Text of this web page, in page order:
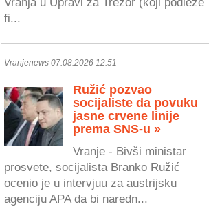
fi...
Vranjenews 07.08.2026 12:51
Ružić pozvao
socijaliste da povuku
jasne crvene linije
prema SNS-u »
Vranje - Bivši ministar
prosvete, socijalista Branko Ružić
ocenio je u intervjuu za austrijsku
agenciju APA da bi naredn...